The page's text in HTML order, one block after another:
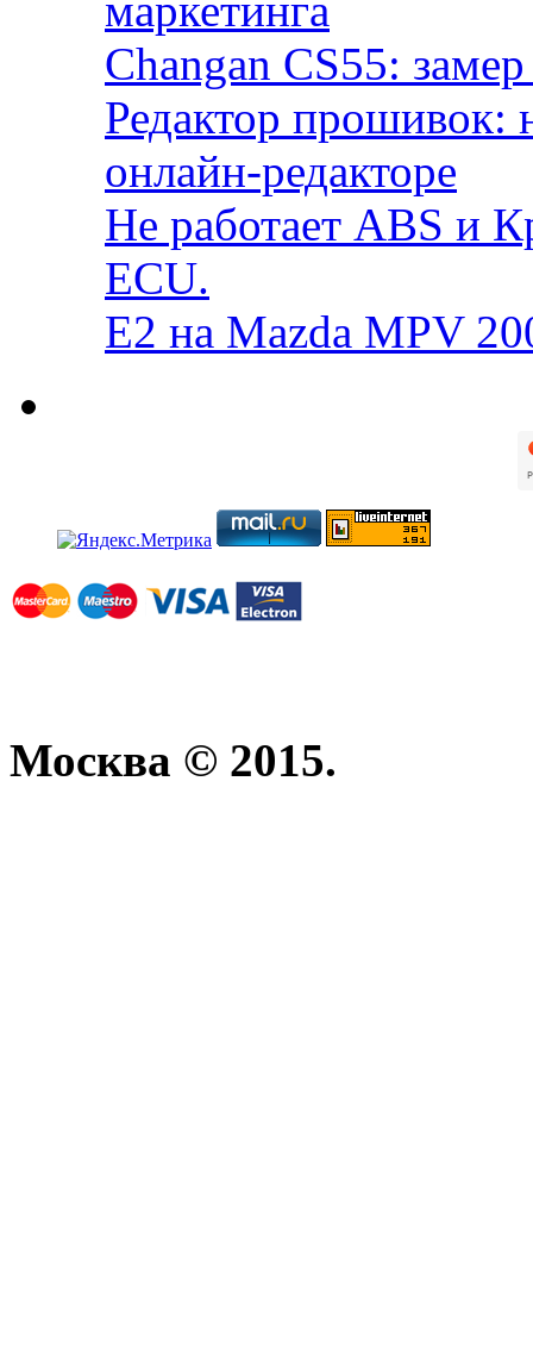
Changan CS55:
Редактор прошивок:
онлайн-редакторе
Не работает ABS и
ECU.
E2 на Mazda MPV
Москва © 2015.